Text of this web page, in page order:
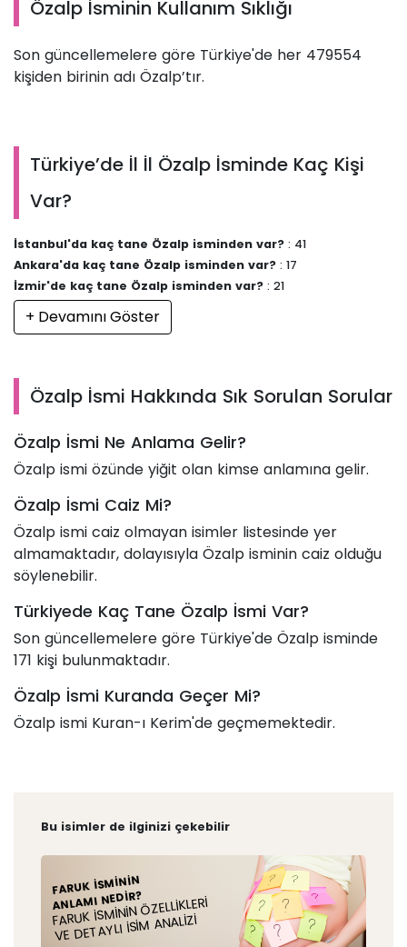
Özalp İsminin Kullanım Sıklığı
Son güncellemelere göre Türkiye'de her 479554
kişiden birinin adı Özalp’tır.
Türkiye’de İl İl Özalp İsminde Kaç Kişi
Var?
İstanbul'da kaç tane Özalp isminden var? : 41
Ankara'da kaç tane Özalp isminden var? : 17
İzmir'de kaç tane Özalp isminden var? : 21
+ Devamını Göster
Özalp İsmi Hakkında Sık Sorulan Sorular
Özalp İsmi Ne Anlama Gelir?
Özalp ismi özünde yiğit olan kimse anlamına gelir.
Özalp İsmi Caiz Mi?
Özalp ismi caiz olmayan isimler listesinde yer
almamaktadır, dolayısıyla Özalp isminin caiz olduğu
söylenebilir.
Türkiyede Kaç Tane Özalp İsmi Var?
Son güncellemelere göre Türkiye'de Özalp isminde
171 kişi bulunmaktadır.
Özalp İsmi Kuranda Geçer Mi?
Özalp ismi Kuran-ı Kerim'de geçmemektedir.
Bu isimler de ilginizi çekebilir
FARUK İSMININ
ANLAMI NEDIR?
FARUK İSMININ ÖZELLIKLERI
VE DETAYLI İSIM ANALIZI